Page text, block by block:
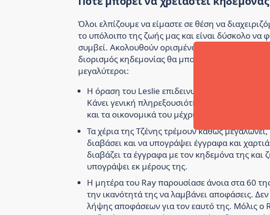
Όλοι ελπίζουμε να είμαστε σε θέση να
το υπόλοιπο της ζωής μας και είναι δύσκολο να
συμβεί. Ακολουθούν ορισμένα παραδείγματα
διορισμός κηδεμονίας θα μπορούσε να
μεγαλύτεροι:
Η όραση του Leslie επιδεινώνεται και
Κάνει γενική πληρεξουσιότητα ώστε να
και τα οικονομικά του μέχρι να αναρρώσει.
Τα χέρια της Τζένης τρέμουν καθώς
διαβάσει και να υπογράψει έγγραφα και
διαβάζει τα έγγραφα με τον κηδεμόνα της και
υπογράψει εκ μέρους της.
Η μητέρα του Ray παρουσίασε άνοια στα 60
την ικανότητά της να λαμβάνει αποφάσεις. Δεν
λήψης αποφάσεων για τον εαυτό της. Μόλις ο